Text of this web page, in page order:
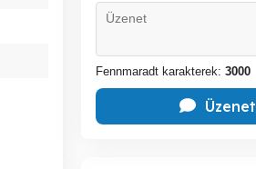
Fennmaradt karakterek: 3000
Üzenet